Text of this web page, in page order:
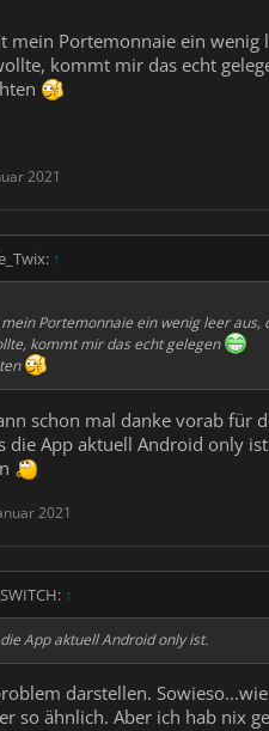
mein Portemonnaie ein wenig
kommt mir das echt
2021
↑
Portemonnaie ein wenig leer
kommt mir das echt gelegen
schon mal danke vorab für
die App aktuell Android only
2021
↑
App aktuell Android only ist.
darstellen.
so ähnlich. Aber ich hab nix